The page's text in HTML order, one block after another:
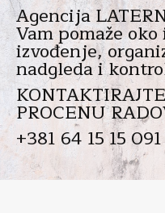
Agencija
Vam pomaže
izvođenje,
nadgleda i
PROCENU
+381 64 15 15 091